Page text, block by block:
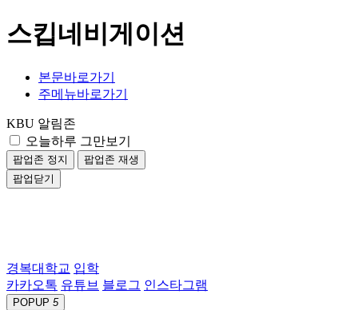
스킵네비게이션
본문바로가기
주메뉴바로가기
KBU 알림존
오늘하루 그만보기
팝업존 정지
팝업존 재생
팝업닫기
경복대학교 입학
카카오톡 유튜브 블로그 인스타그램
POPUP 5